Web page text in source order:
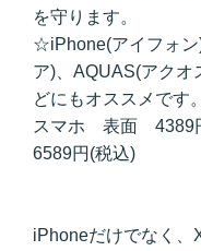
を守ります。
☆iPhone(アイフォン
ア)、AQUAS(アクオ
どにもオススメです。
スマホ 表面 4389
6589円(税込)
iPhoneだけでなく、